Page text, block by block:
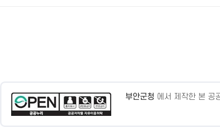
부안군청 에서 제작한 본 공